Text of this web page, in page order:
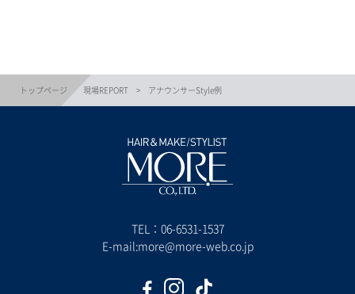
トップページ 現場REPORT アナウンサーStyle例
TEL： 06-6531-1537
E-mail:more@more-web.co.jp